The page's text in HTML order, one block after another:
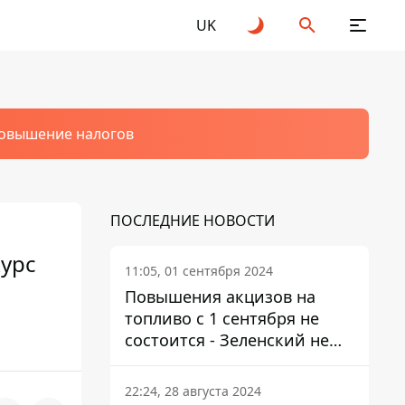
UK
налогов
ПОСЛЕДНИЕ НОВОСТИ
11:05, 01 сентября 2024
Повышения акцизов на
топливо с 1 сентября не
состоится - Зеленский не
подписал закон
22:24, 28 августа 2024